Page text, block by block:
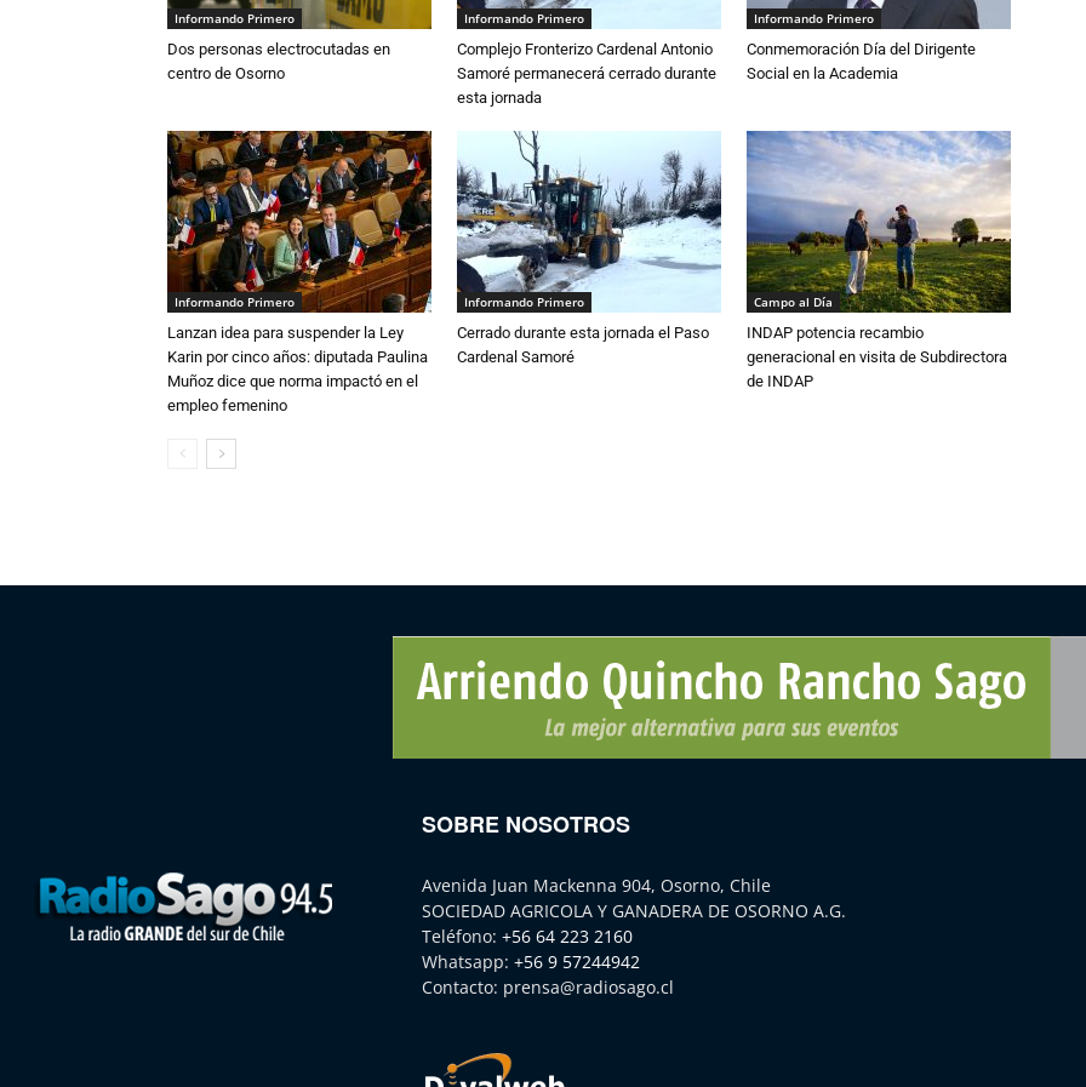
Informando Primero
Dos personas electrocutadas en
centro de Osorno
Informando Primero
Complejo Fronterizo Cardenal Antonio
Samoré permanecerá cerrado durante
esta jornada
Informando Primero
Conmemoración Día del Dirigente
Social en la Academia
Informando Primero
Lanzan idea para suspender la Ley
Karin por cinco años: diputada Paulina
Muñoz dice que norma impactó en el
empleo femenino
Informando Primero
Cerrado durante esta jornada el Paso
Cardenal Samoré
Campo al Día
INDAP potencia recambio
generacional en visita de Subdirectora
de INDAP
SOBRE NOSOTROS
Avenida Juan Mackenna 904, Osorno, Chile
SOCIEDAD AGRICOLA Y GANADERA DE OSORNO A.G.
Teléfono: +56 64 223 2160
Whatsapp: +56 9 57244942
Contacto: prensa@radiosago.cl